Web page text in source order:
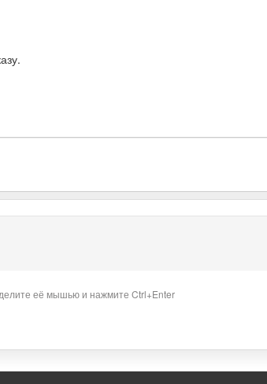
её мышью и нажмите Ctrl+Enter